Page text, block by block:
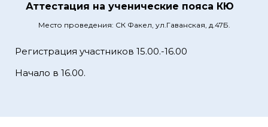
Аттестация на ученические пояса КЮ
Место проведения: СК Факел, ул.Гаванская, д.47Б.
Регистрация участников 15.00.-16.00
Начало в 16.00.